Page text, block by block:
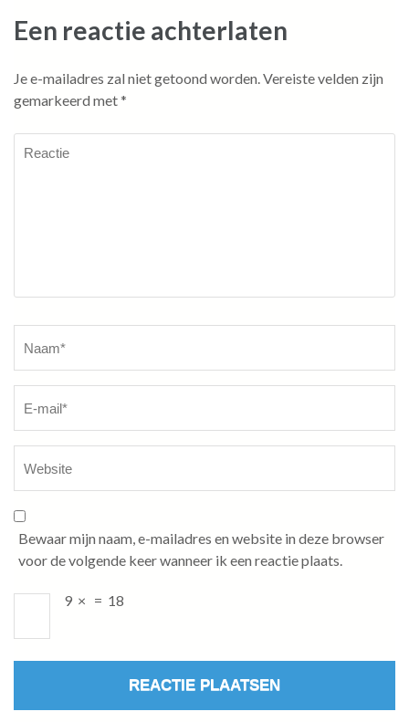
Een reactie achterlaten
Je e-mailadres zal niet getoond worden.Vereiste velden zijn
gemarkeerd met*
Bewaar mijn naam, e-mailadres en website in deze browser
voor de volgende keer wanneer ik een reactie plaats.
9 × = 18